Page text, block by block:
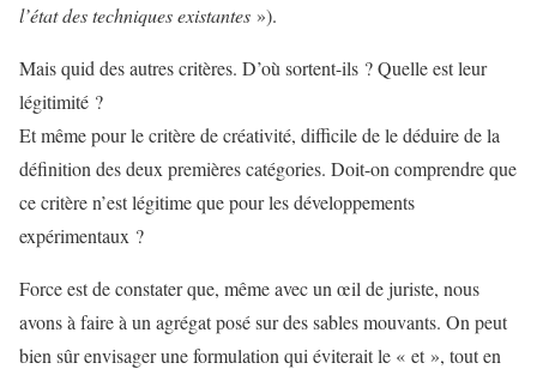
l’état des techniques existantes »).
Mais quid des autres critères. D’où sortent-ils ? Quelle est leur
légitimité ?
Et même pour le critère de créativité, difficile de le déduire de la
définition des deux premières catégories. Doit-on comprendre que
ce critère n’est légitime que pour les développements
expérimentaux ?
Force est de constater que, même avec un œil de juriste, nous
avons à faire à un agrégat posé sur des sables mouvants. On peut
bien sûr envisager une formulation qui éviterait le « et », tout en